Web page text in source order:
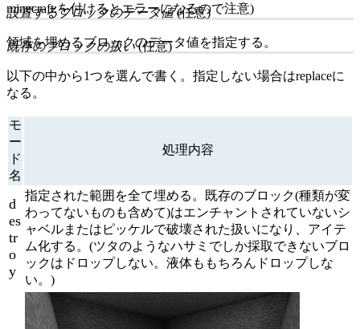
minecraft:を付けるとエラーになるので注意)
設置するブロックのデータ値(任意)
領域を埋めるブロックのデータ値を指定する。
既存のブロックの扱い(任意)
以下の中から1つを選んで書く。指定しない場合はreplaceに
なる。
モ
ー
ド
名
処理内容
d
es
tr
o
y
指定された範囲を全て埋める。既存のブロック(種類が変
わってないものも含めて)はエンチャントされていないシ
ャベルまたはピッケルで破壊された扱いになり、アイテ
ム化する。(ツタのようなハサミでしか採取できないブロ
ックはドロップしない。液体ももちろんドロップしな
い。)